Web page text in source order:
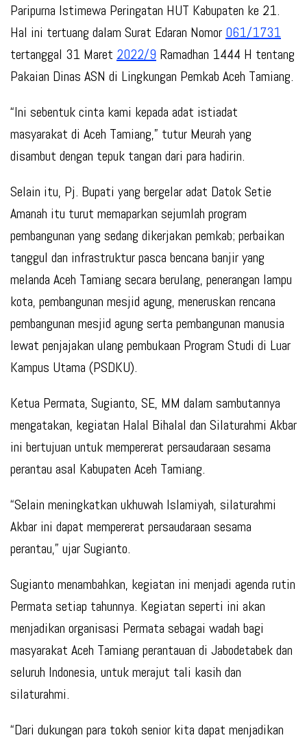
Paripurna Istimewa Peringatan HUT Kabupaten ke 21.
Hal ini tertuang dalam Surat Edaran Nomor 061/1731
tertanggal 31 Maret 2022/9 Ramadhan 1444 H tentang
Pakaian Dinas ASN di Lingkungan Pemkab Aceh Tamiang.
“Ini sebentuk cinta kami kepada adat istiadat
masyarakat di Aceh Tamiang,” tutur Meurah yang
disambut dengan tepuk tangan dari para hadirin.
Selain itu, Pj. Bupati yang bergelar adat Datok Setie
Amanah itu turut memaparkan sejumlah program
pembangunan yang sedang dikerjakan pemkab; perbaikan
tanggul dan infrastruktur pasca bencana banjir yang
melanda Aceh Tamiang secara berulang, penerangan lampu
kota, pembangunan mesjid agung, meneruskan rencana
pembangunan mesjid agung serta pembangunan manusia
lewat penjajakan ulang pembukaan Program Studi di Luar
Kampus Utama (PSDKU).
Ketua Permata, Sugianto, SE, MM dalam sambutannya
mengatakan, kegiatan Halal Bihalal dan Silaturahmi Akbar
ini bertujuan untuk mempererat persaudaraan sesama
perantau asal Kabupaten Aceh Tamiang.
“Selain meningkatkan ukhuwah Islamiyah, silaturahmi
Akbar ini dapat mempererat persaudaraan sesama
perantau,” ujar Sugianto.
Sugianto menambahkan, kegiatan ini menjadi agenda rutin
Permata setiap tahunnya. Kegiatan seperti ini akan
menjadikan organisasi Permata sebagai wadah bagi
masyarakat Aceh Tamiang perantauan di Jabodetabek dan
seluruh Indonesia, untuk merajut tali kasih dan
silaturahmi.
“Dari dukungan para tokoh senior kita dapat menjadikan